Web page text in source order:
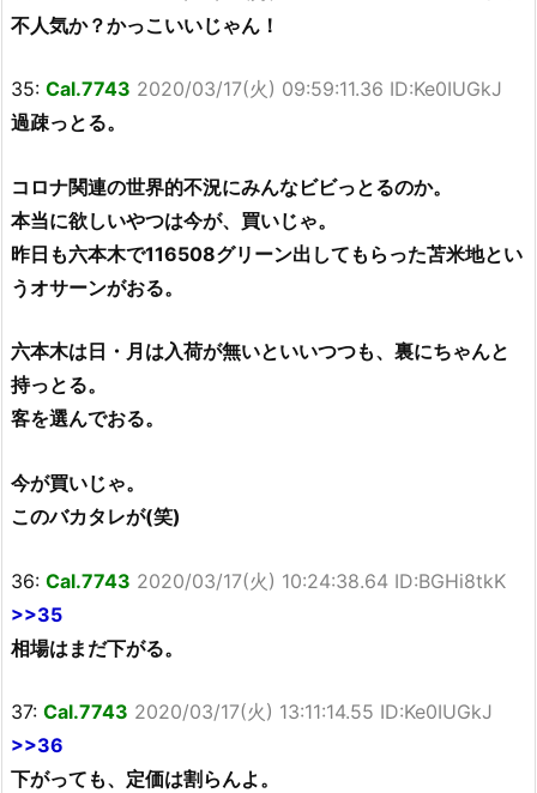
不人気か？かっこいいじゃん！
35: Cal.7743 2020/03/17(火) 09:59:11.36 ID:Ke0IUGkJ
過疎っとる。
コロナ関連の世界的不況にみんなビビっとるのか。
本当に欲しいやつは今が、買いじゃ。
昨日も六本木で116508グリーン出してもらった苫米地とい
うオサーンがおる。
六本木は日・月は入荷が無いといいつつも、裏にちゃんと
持っとる。
客を選んでおる。
今が買いじゃ。
このバカタレが(笑)
36: Cal.7743 2020/03/17(火) 10:24:38.64 ID:BGHi8tkK
>>35
相場はまだ下がる。
37: Cal.7743 2020/03/17(火) 13:11:14.55 ID:Ke0IUGkJ
>>36
下がっても、定価は割らんよ。